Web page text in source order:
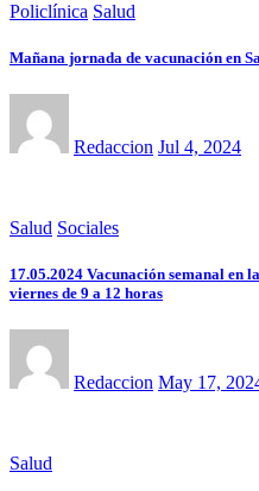
Policlínica Salud
Mañana jornada de vacunación en
Redaccion Jul 4, 2024
Salud Sociales
17.05.2024 Vacunación semanal en
viernes de 9 a 12 horas
Redaccion May 17,
Salud